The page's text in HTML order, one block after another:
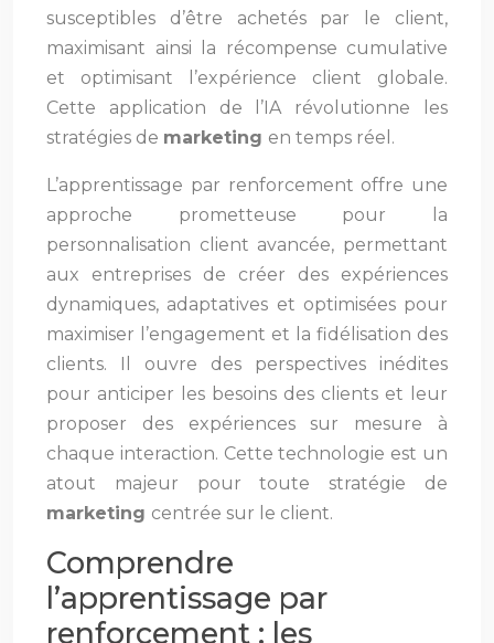
susceptibles d’être achetés par le client,
maximisant ainsi la récompense cumulative
et optimisant l’expérience client globale.
Cette application de l’IA révolutionne les
stratégies de marketing en temps réel.
L’apprentissage par renforcement offre une
approche prometteuse pour la
personnalisation client avancée, permettant
aux entreprises de créer des expériences
dynamiques, adaptatives et optimisées pour
maximiser l’engagement et la fidélisation des
clients. Il ouvre des perspectives inédites
pour anticiper les besoins des clients et leur
proposer des expériences sur mesure à
chaque interaction. Cette technologie est un
atout majeur pour toute stratégie de
marketing centrée sur le client.
Comprendre
l’apprentissage par
renforcement : les